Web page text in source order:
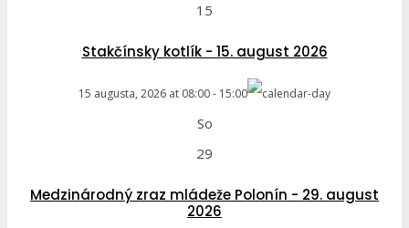
15
Stakčínsky kotlík - 15. august 2026
15 augusta, 2026 at 08:00- 15:00
So
29
Medzinárodný zraz mládeže Polonín - 29. august
2026